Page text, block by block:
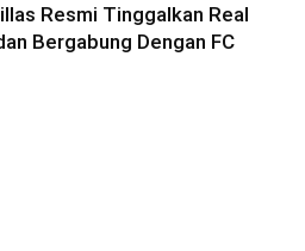
Resmi Tinggalkan Real
Bergabung Dengan FC